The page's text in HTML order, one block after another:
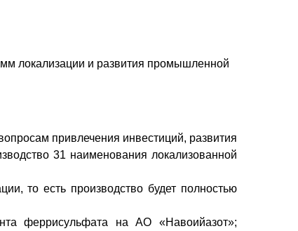
локализации и развития промышленной
привлечения инвестиций, развития
31 наименования локализованной
то есть производство будет полностью
феррисульфата на АО «Навоийазот»;